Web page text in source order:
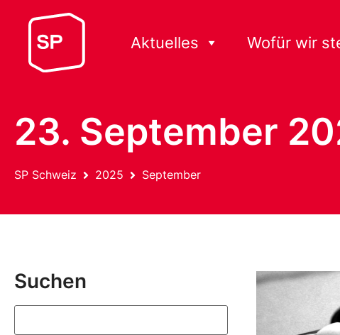
Aktuelles Wofür wir
23. September
SP Schweiz 2025 September
Suchen